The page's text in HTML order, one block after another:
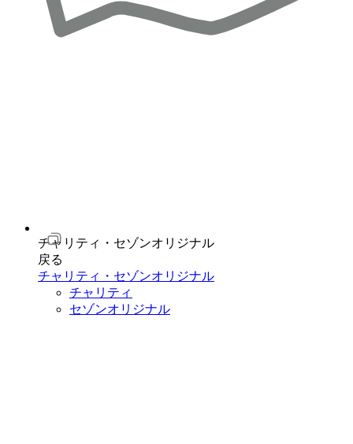
チャリティ・セゾンオリジナル
戻る
チャリティ・セゾンオリジナル
チャリティ
セゾンオリジナル